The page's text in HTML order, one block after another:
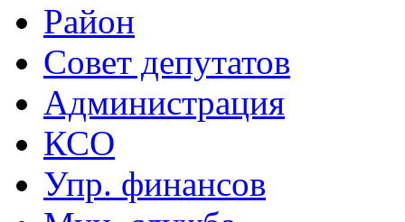
Район
Совет депутатов
Администрация
КСО
Упр. финансов